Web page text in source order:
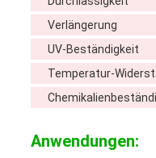
Verlängerung
UV-Beständigkeit
Temperatur-
Anwendungen: